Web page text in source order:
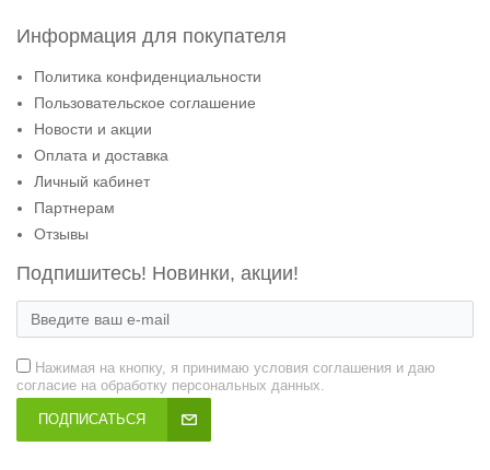
Информация для покупателя
Политика конфиденциальности
Пользовательское соглашение
Новости и акции
Оплата и доставка
Личный кабинет
Партнерам
Отзывы
Подпишитесь! Новинки, акции!
Нажимая на кнопку, я принимаю условия соглашения и даю
согласие на обработку персональных данных.
ПОДПИСАТЬСЯ